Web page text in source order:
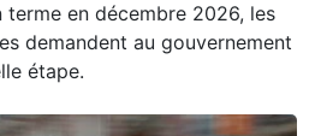
en décembre 2026, les
demandent au gouvernement
étape.